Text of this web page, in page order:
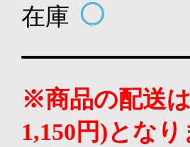
在庫
※商品の配送
1,150円)となり